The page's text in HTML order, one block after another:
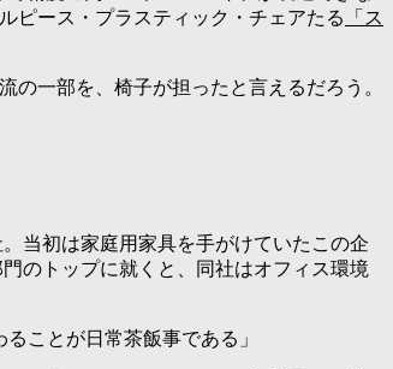
ピース・プラスティック・チェアたる 「ス
一部を、椅子が担ったと言えるだろう。
当初は家庭用家具を手がけていたこの企
のトップに就くと、同社はオフィス環境
ことが日常茶飯事である」